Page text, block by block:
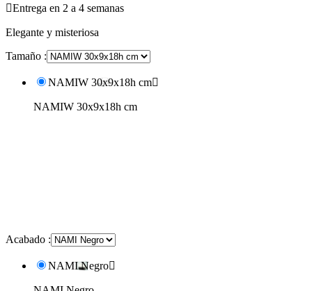
Entrega en 2 a 4 semanas
Elegante y misteriosa
Tamaño :
NAMIW 30x9x18h cm
NAMIW 30x9x18h cm
Acabado :
NAMI Negro